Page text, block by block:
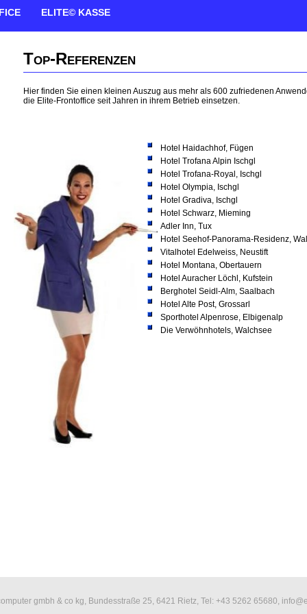
ELITE© KASSE
Top-Referenzen
Hier finden Sie einen kleinen Auszug aus mehr als 600 zufriedenen
die Elite-Frontoffice seit Jahren in ihrem Betrieb einsetzen.
Hotel Haidachhof, Fügen
Hotel Trofana Alpin Ischgl
Hotel Trofana-Royal, Ischgl
Hotel Olympia, Ischgl
Hotel Gradiva, Ischgl
Hotel Schwarz, Mieming
Adler Inn, Tux
Hotel Seehof-Panorama-Residenz,
Vitalhotel Edelweiss, Neustift
Hotel Montana, Obertauern
Hotel Auracher Löchl, Kufstein
Berghotel Seidl-Alm, Saalbach
Hotel Alte Post, Grossarl
Sporthotel Alpenrose, Elbigenalp
Die Verwöhnhotels, Walchsee
gmbh & co kg, Bundesstraße 25, 6421 Rietz, Tel: +43 5262 65680,